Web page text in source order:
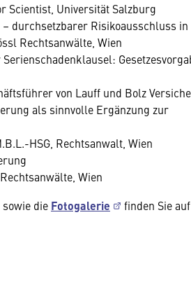
Scientist, Universität Salzburg
durchsetzbarer Risikoausschluss
Rechtsanwälte, Wien
von Lauff und Bolz
als sinnvolle Ergänzung zur
HSG, Rechtsanwalt, Wien
Wien
sowie die Fotogalerie
finden Sie